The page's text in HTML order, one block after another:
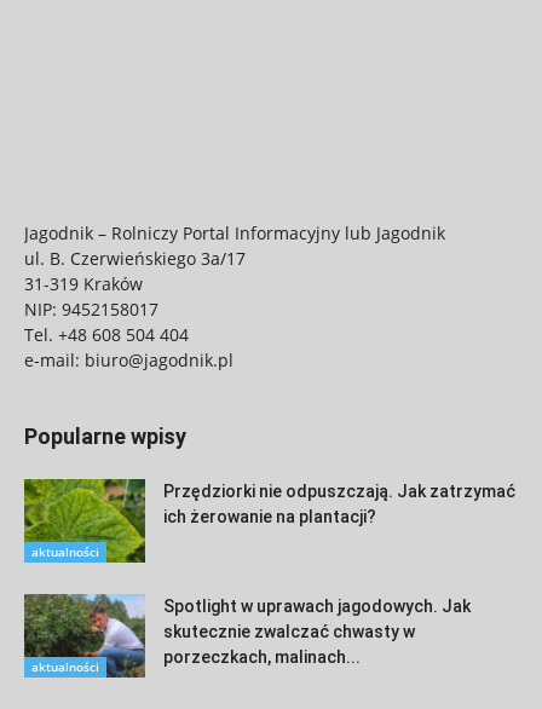
Jagodnik – Rolniczy Portal Informacyjny lub Jagodnik
ul. B. Czerwieńskiego 3a/17
31-319 Kraków
NIP: 9452158017
Tel. +48 608 504 404
e-mail: biuro@jagodnik.pl
Popularne wpisy
aktualności
Przędziorki nie odpuszczają. Jak zatrzymać
ich żerowanie na plantacji?
aktualności
Spotlight w uprawach jagodowych. Jak
skutecznie zwalczać chwasty w
porzeczkach, malinach...